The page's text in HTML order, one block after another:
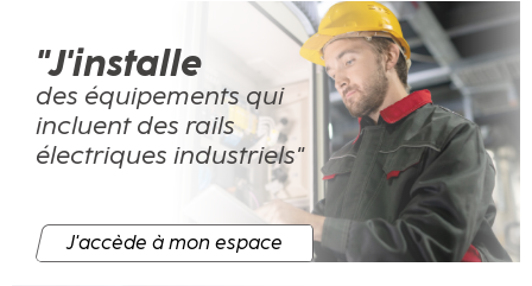
"J'installe
des équipements qui
incluent des rails
électriques industriels"
J'accède à mon espace